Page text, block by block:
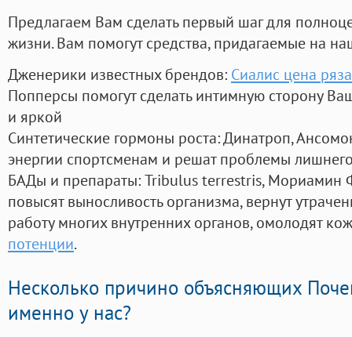
Предлагаем Вам сделать первый шаг для
жизни. Вам помогут средства, придагаемые на
Дженерики известных брендов: Сиалис цена
Попперсы помогут сделать интимную сторону
и яркой
Синтетические гормоны роста: Динатроп,
энергии спортсменам и решат проблемы
БАДы и препараты:Tribulus terrestris, Мориамин
повысят выносливость организма, вернут
работу многих внутренних органов, омолодят
потенции.
Несколько причино объясняющих
именно у нас?